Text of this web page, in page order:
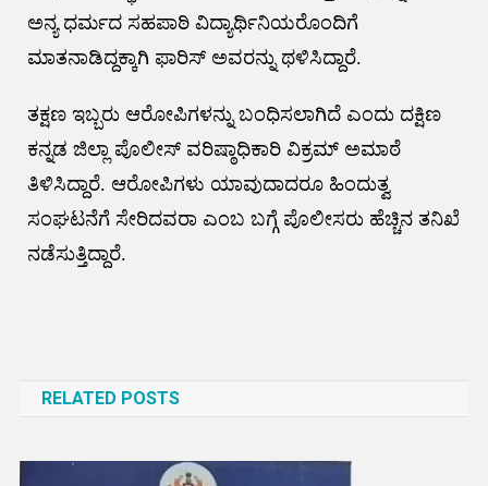
ಅನ್ಯ ಧರ್ಮದ ಸಹಪಾಠಿ ವಿದ್ಯಾರ್ಥಿನಿಯರೊಂದಿಗೆ
ಮಾತನಾಡಿದ್ದಕ್ಕಾಗಿ ಫಾರಿಸ್ ಅವರನ್ನು ಥಳಿಸಿದ್ದಾರೆ.
ತಕ್ಷಣ ಇಬ್ಬರು ಆರೋಪಿಗಳನ್ನು ಬಂಧಿಸಲಾಗಿದೆ ಎಂದು ದಕ್ಷಿಣ
ಕನ್ನಡ ಜಿಲ್ಲಾ ಪೊಲೀಸ್ ವರಿಷ್ಠಾಧಿಕಾರಿ ವಿಕ್ರಮ್ ಅಮಾಠೆ
ತಿಳಿಸಿದ್ದಾರೆ. ಆರೋಪಿಗಳು ಯಾವುದಾದರೂ ಹಿಂದುತ್ವ
ಸಂಘಟನೆಗೆ ಸೇರಿದವರಾ ಎಂಬ ಬಗ್ಗೆ ಪೊಲೀಸರು ಹೆಚ್ಚಿನ ತನಿಖೆ
ನಡೆಸುತ್ತಿದ್ದಾರೆ.
RELATED POSTS